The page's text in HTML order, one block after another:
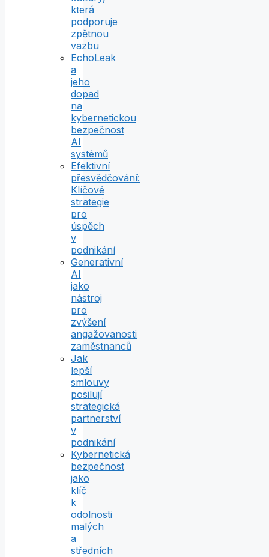
která
podporuje
zpětnou
vazbu
EchoLeak
a
jeho
dopad
na
kybernetickou
bezpečnost
AI
systémů
Efektivní
přesvědčování:
Klíčové
strategie
pro
úspěch
v
podnikání
Generativní
AI
jako
nástroj
pro
zvýšení
angažovanosti
zaměstnanců
Jak
lepší
smlouvy
posilují
strategická
partnerství
v
podnikání
Kybernetická
bezpečnost
jako
klíč
k
odolnosti
malých
a
středních